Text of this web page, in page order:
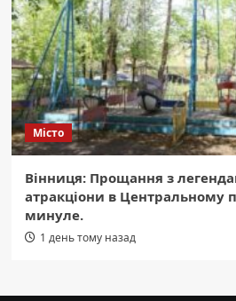
Місто
Вінниця: Прощання з
атракціони в Центральному
минуле.
1 день тому назад